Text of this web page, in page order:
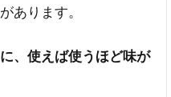
あります。
、使えば使うほど味が